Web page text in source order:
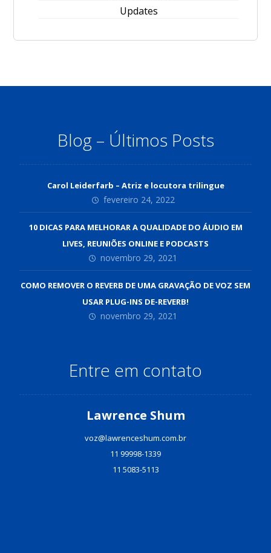
Updates
Blog – Últimos Posts
Carol Leiderfarb – Atriz e locutora trilingue
fevereiro 24, 2022
10 DICAS PARA MELHORAR A QUALIDADE DO ÁUDIO EM
LIVES, REUNIÕES ONLINE E PODCASTS
novembro 29, 2021
COMO REMOVER O REVERB DE UMA GRAVAÇÃO DE VOZ SEM
USAR PLUG-INS DE-REVERB!
novembro 29, 2021
Entre em contato
Lawrence Shum
voz@lawrenceshum.com.br
11 99998-1339
11 5083-5113